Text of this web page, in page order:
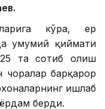
кўра, ер
умумий қиймати
та сотиб олиш
чоралар барқарор
ишлаб
берди.